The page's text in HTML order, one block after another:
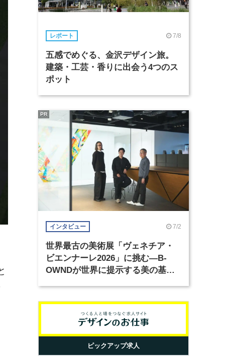
レポート 7/8
五感でめぐる、金沢デザイン旅。
建築・工芸・香りに出会う4つのス
ポット
インタビュー 7/2
世界最古の美術展「ヴェネチア・
ビエンナーレ2026」に挑む―B-
OWNDが世界に提示する美の基準
PR
ピックアップ求人